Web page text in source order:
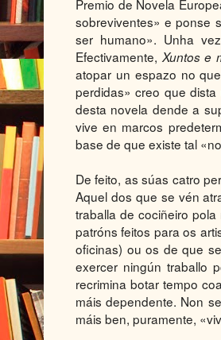
Premio de Novela
sobreviventes» e ponse
ser humano». Unha
Efectivamente, Xuntos e
atopar un espazo no
perdidas» creo que
desta novela dende a
vive en marcos
base de que existe tal
De feito, as súas catro
Aquel dos que se vén
traballa de cociñeiro
patróns feitos para os
oficinas) ou os de que
exercer ningún traballo
recrimina botar tempo
máis dependente. Non
máis ben, puramente,